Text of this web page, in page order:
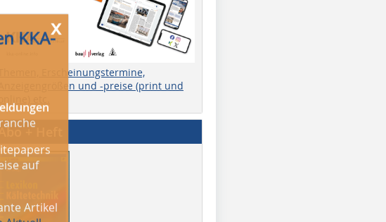
Artikel
Aktuell
und
Themen, Erscheinungstermine,
Anzeigengrößen und -preise (print und
Abo + Heft